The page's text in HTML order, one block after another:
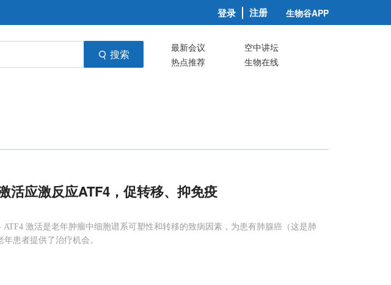
登录 注册 生物谷APP
搜索 最新会议
空中讲坛
热点推荐
生物在线
活应激反应ATF4，促转移、抑免疫
激活是老年肿瘤中细胞谱系可塑性和转移的致病因素，为患有肺腺癌（这是肺
患者提供了治疗机会。